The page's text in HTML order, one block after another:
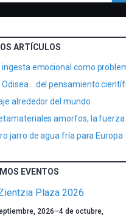
ARTÍCULOS
ingesta emocional como
Odisea… del pensamiento
alrededor del mundo
amorfos, la fuerza
jarro de agua fría para Europa
EVENTOS
Plaza 2026
2026–4 de octubre,